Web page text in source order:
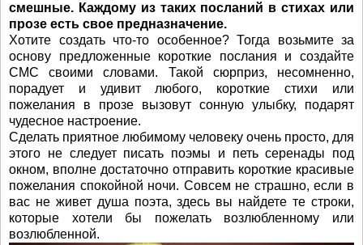
смешные. Каждому из таких посланий в стихах или
прозе есть свое предназначение.
Хотите создать что-то особенное? Тогда возьмите за
основу предложенные короткие послания и создайте
СМС своими словами. Такой сюрприз, несомненно,
порадует и удивит любого, короткие стихи или
пожелания в прозе вызовут сонную улыбку, подарят
чудесное настроение.
Сделать приятное любимому человеку очень просто, для
этого не следует писать поэмы и петь серенады под
окном, вполне достаточно отправить короткие красивые
пожелания спокойной ночи. Совсем не страшно, если в
вас не живет душа поэта, здесь вы найдете те строки,
которые хотели бы пожелать возлюбленному или
возлюбленной.